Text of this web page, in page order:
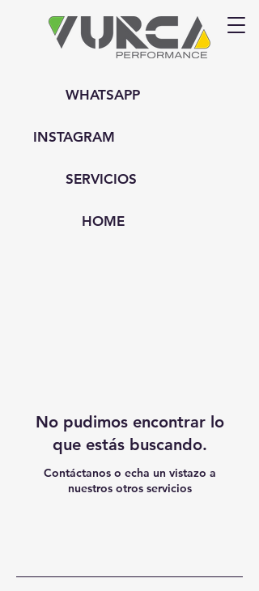
INSTAGRAM
WHATSAPP
SERVICIOS
HOME
No pudimos encontrar lo
que estás buscando.
Contáctanos o echa un vistazo a
nuestros otros servicios